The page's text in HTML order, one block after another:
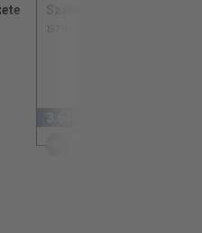
Szemiotika és esztétika